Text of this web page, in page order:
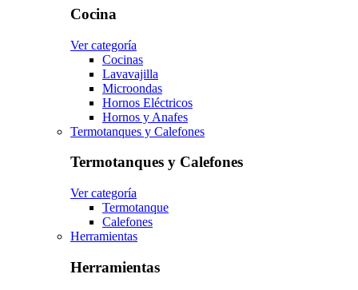
Cocina
Ver categoría
Cocinas
Lavavajilla
Microondas
Hornos Eléctricos
Hornos y Anafes
Termotanques y Calefones
Termotanques y Calefones
Ver categoría
Termotanque
Calefones
Herramientas
Herramientas